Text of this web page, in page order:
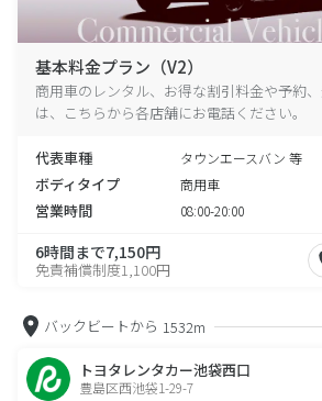
基本料金プラン（V2）
商用車のレンタル、お得な割引料金や予約
は、こちらから各店舗にお電話ください。
代表車種 タウンエースバン 等
ボディタイプ 商用車
営業時間 08:00-20:00
6時間まで7,150円
免責補償制度1,100円
バックビートから 1532m
トヨタレンタカー池袋西口
豊島区西池袋1-29-7